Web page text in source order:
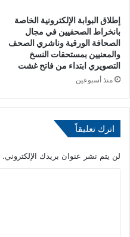
ك
ن
ه
م
ل
ع
و
د
ة
ل
د
ي
ة
م
ع
ص
إطلاق البوابة الإلكترونية الخاصة
بانخراط الصحفيين في مجال
الصحافة الورقية وناشري الصحف
والمعنيين بمستحقات النسخ
التصويري ابتداء من فاتح غشت
منذ أسبوعين
اترك تعليقاً
لن يتم نشر عنوان بريدك الإلكتروني.